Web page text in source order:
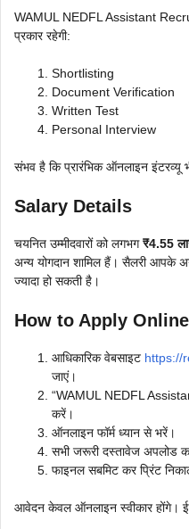
WAMUL NEDFL Assistant
प्रकार रहेगी:
Shortlisting
Document Verification
Written Test
Personal Interview
संभव है कि प्रारंभिक ऑनलाइन इंटरव्यू
Salary Details
चयनित उम्मीदवारों को लगभग₹4.55
अन्य योगदान शामिल हैं। सैलरी आपके
ज्यादा हो सकती है।
How to Apply Online
आधिकारिक वेबसाइट https://
जाएं।
“WAMUL NEDFL
करें।
ऑनलाइन फॉर्म ध्यान से भरें।
सभी जरूरी दस्तावेज अपलोड
फाइनल सबमिट कर प्रिंट
आवेदन केवल ऑनलाइन स्वीकार होंगे।